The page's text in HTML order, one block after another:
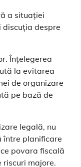
a situației
discuția despre
Înțelegerea
la evitarea
de organizare
pe bază de
legală, nu
între planificare
povara fiscală
riscuri majore.